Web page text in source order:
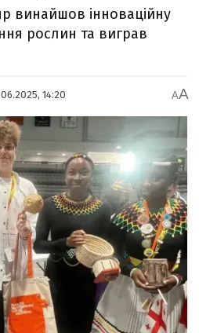
винайшов інноваційну
рослин та виграв
14:20 AA